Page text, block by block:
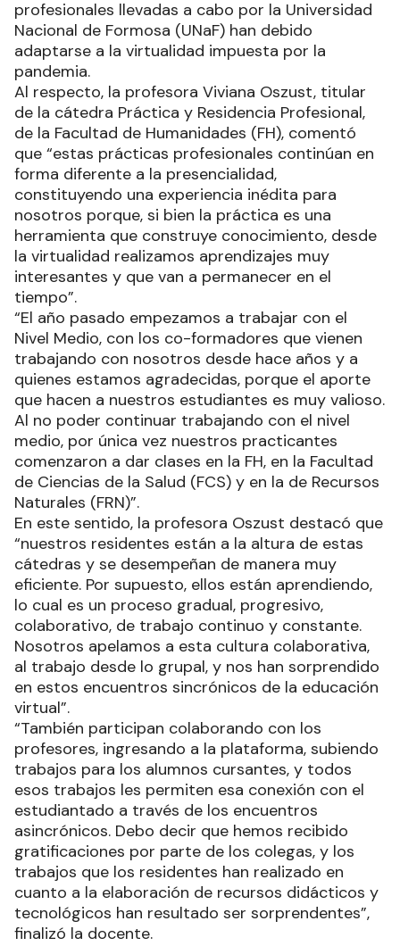
profesionales llevadas a cabo por la Universidad
Nacional de Formosa (UNaF) han debido
adaptarse a la virtualidad impuesta por la
pandemia.
Al respecto, la profesora Viviana Oszust, titular
de la cátedra Práctica y Residencia Profesional,
de la Facultad de Humanidades (FH), comentó
que “estas prácticas profesionales continúan en
forma diferente a la presencialidad,
constituyendo una experiencia inédita para
nosotros porque, si bien la práctica es una
herramienta que construye conocimiento, desde
la virtualidad realizamos aprendizajes muy
interesantes y que van a permanecer en el
tiempo”.
“El año pasado empezamos a trabajar con el
Nivel Medio, con los co-formadores que vienen
trabajando con nosotros desde hace años y a
quienes estamos agradecidas, porque el aporte
que hacen a nuestros estudiantes es muy valioso.
Al no poder continuar trabajando con el nivel
medio, por única vez nuestros practicantes
comenzaron a dar clases en la FH, en la Facultad
de Ciencias de la Salud (FCS) y en la de Recursos
Naturales (FRN)”.
En este sentido, la profesora Oszust destacó que
“nuestros residentes están a la altura de estas
cátedras y se desempeñan de manera muy
eficiente. Por supuesto, ellos están aprendiendo,
lo cual es un proceso gradual, progresivo,
colaborativo, de trabajo continuo y constante.
Nosotros apelamos a esta cultura colaborativa,
al trabajo desde lo grupal, y nos han sorprendido
en estos encuentros sincrónicos de la educación
virtual”.
“También participan colaborando con los
profesores, ingresando a la plataforma, subiendo
trabajos para los alumnos cursantes, y todos
esos trabajos les permiten esa conexión con el
estudiantado a través de los encuentros
asincrónicos. Debo decir que hemos recibido
gratificaciones por parte de los colegas, y los
trabajos que los residentes han realizado en
cuanto a la elaboración de recursos didácticos y
tecnológicos han resultado ser sorprendentes”,
finalizó la docente.